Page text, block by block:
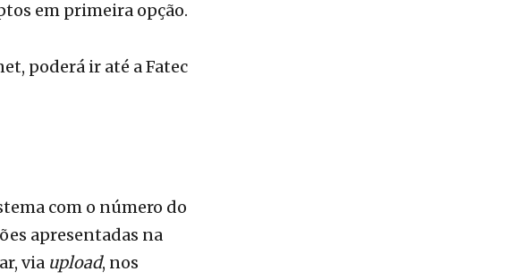
poderá ir até a Fatec
com o número do
via upload, nos